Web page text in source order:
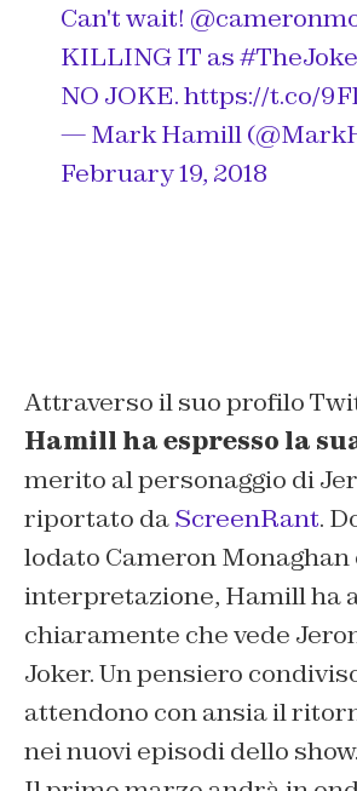
Can't wait!
KILLING IT as
NO JOKE.https://t.co/
— Mark Hamill
February 19, 2018
Attraverso il suo profilo
Hamill ha espresso la
merito al personaggio di
riportato daScreenRant.
lodato Cameron Monaghan
interpretazione, Hamill ha
chiaramente che vede
Joker. Un pensiero
attendono con ansia il
nei nuovi episodi dello show.